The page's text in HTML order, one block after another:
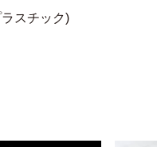
スチック)